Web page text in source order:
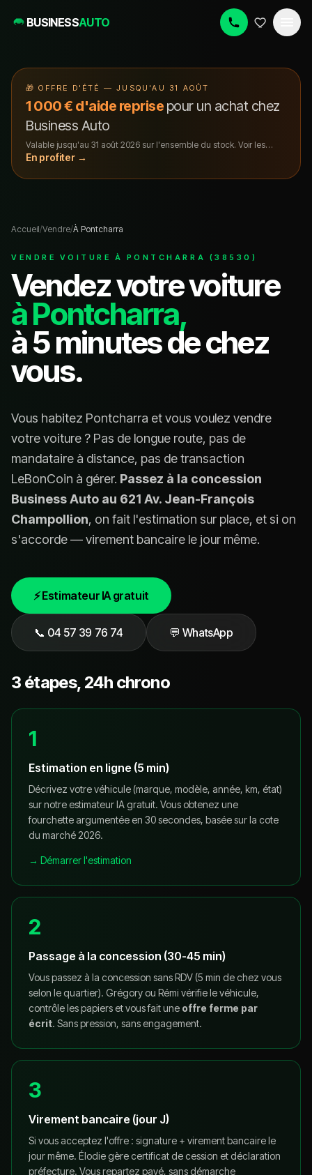
BUSINESSAUTO
🎁OFFRE D'ÉTÉ — JUSQU'AU 31 AOÛT
1 000 € d'aide reprise pour un achat chez
Business Auto
Valable jusqu'au 31 août 2026 sur l'ensemble du stock. Voir les
conditions.
En profiter →
Accueil/Vendre/À Pontcharra
VENDRE VOITURE À PONTCHARRA (38530)
Vendez votre voiture
à Pontcharra,
à 5 minutes de chez
vous.
Vous habitez Pontcharra et vous voulez vendre
votre voiture ? Pas de longue route, pas de
mandataire à distance, pas de transaction
LeBonCoin à gérer. Passez à la concession
Business Auto au 621 Av. Jean-François
Champollion, on fait l'estimation sur place, et si on
s'accorde — virement bancaire le jour même.
⚡ Estimateur IA gratuit
📞 04 57 39 76 74 💬 WhatsApp
3 étapes, 24h chrono
1
Estimation en ligne (5 min)
Décrivez votre véhicule (marque, modèle, année, km, état)
sur notre estimateur IA gratuit. Vous obtenez une
fourchette argumentée en 30 secondes, basée sur la cote
du marché 2026.
→ Démarrer l'estimation
2
Passage à la concession (30-45 min)
Vous passez à la concession sans RDV (5 min de chez vous
selon le quartier). Grégory ou Rémi vérifie le véhicule,
contrôle les papiers et vous fait une offre ferme par
écrit. Sans pression, sans engagement.
3
Virement bancaire (jour J)
Si vous acceptez l'offre : signature + virement bancaire le
jour même. Élodie gère certificat de cession et déclaration
préfecture. Vous repartez payé, sans démarche